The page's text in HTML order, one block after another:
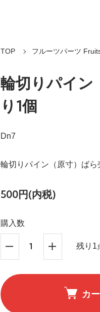
TOP フルーツパーツ
輪切りパイン
り1個
Dn7
輪切りパイン（原寸）ばら
500円(内税)
購入数
残り1
カ